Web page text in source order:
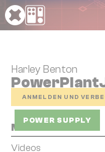
Cookie-Einstellungen
Harley Benton
ANMELDEN UND
POWER SUPPLY
Media
Videos